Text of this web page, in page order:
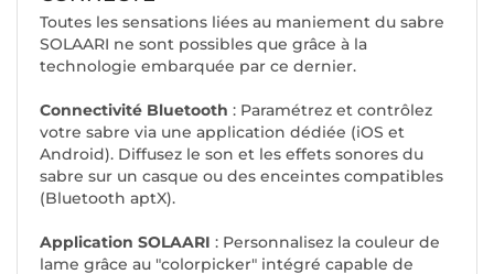
Toutes les sensations liées au maniement du sabre
SOLAARI ne sont possibles que grâce à la
technologie embarquée par ce dernier.
Connectivité Bluetooth : Paramétrez et contrôlez
votre sabre via une application dédiée (iOS et
Android). Diffusez le son et les effets sonores du
sabre sur un casque ou des enceintes compatibles
(Bluetooth aptX).
Application SOLAARI : Personnalisez la couleur de
lame grâce au "colorpicker" intégré capable de